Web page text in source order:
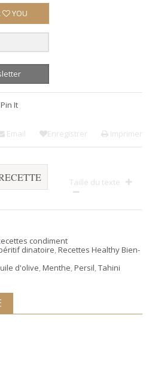
YOU
Pin It
Email Enregistrer Imprimer
Taille du texte
condiment
dinatoire,Recettes Healthy Bien-
d'olive,Menthe,Persil,Tahini